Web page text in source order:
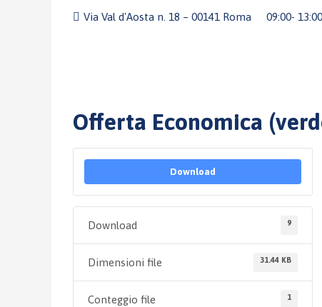
Via Val d'Aosta n. 18 – 00141 Roma 09:00-
Offerta Economica
Download
Download 9
Dimensioni file 31.44 KB
Conteggio file 1